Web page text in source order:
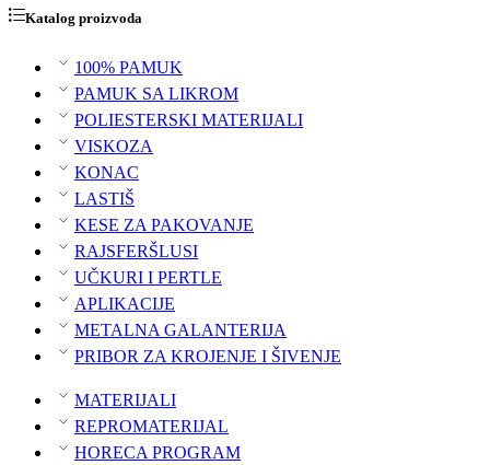
Katalog proizvoda
100% PAMUK
PAMUK SA LIKROM
POLIESTERSKI MATERIJALI
VISKOZA
KONAC
LASTIŠ
KESE ZA PAKOVANJE
RAJSFERŠLUSI
UČKURI I PERTLE
APLIKACIJE
METALNA GALANTERIJA
PRIBOR ZA KROJENJE I ŠIVENJE
MATERIJALI
REPROMATERIJAL
HORECA PROGRAM